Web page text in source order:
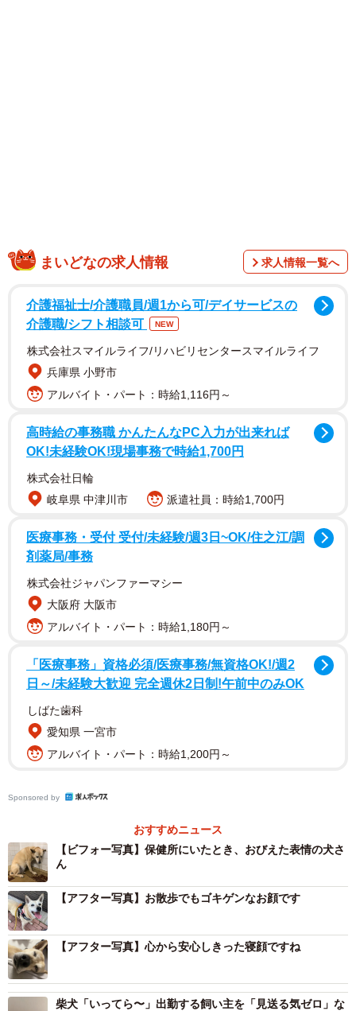
そうです」というリプライも寄せられていたように、山口
県の保健所に収容され、おびえた目をしていたすずめちゃ
ん。犬猫シェルター『おーあみ避難所』さんにより保護さ
れた後、「預かりボランティア」を行うペットシッター／
ドッグトレーナーの真弓 瞬さんのお家に迎えられることに
預かり直後に真弓さんが驚いたのが、すずめちゃんはとく
に教わることなく、
トイレ…一緒に暮らす上で出来るとありがたいことは割と
なんでも出来た」
こと。
「これは紛れもなく前の飼い主の
ずはちゃんと愛されてたと思う」
のすずめちゃんのこと、そして保護犬／保護猫と暮らすこ
とについて、お話を伺いました。
まいどなの求人情報 求人情報一覧へ
介護福祉士/介護職員/週1から可/デイサービスの
介護職/シフト相談可
NEW
株式会社スマイルライフ/リハビリセンタースマイルライフ
兵庫県 小野市
アルバイト・パート：時給1,116円～
高時給の事務職 かんたんなPC入力が出来れば
OK!未経験OK!現場事務で時給1,700円
株式会社日輪
岐阜県 中津川市
派遣社員：時給1,700円
医療事務・受付 受付/未経験/週3日~OK/住之江/調
剤薬局/事務
株式会社ジャパンファーマシー
大阪府 大阪市
アルバイト・パート：時給1,180円～
「医療事務」資格必須/医療事務/無資格OK!/週2
日～/未経験大歓迎 完全週休2日制!午前中のみOK
しばた歯科
愛知県 一宮市
アルバイト・パート：時給1,200円～
Sponsored by
おすすめニュース
【ビフォー写真】保健所にいたとき、おびえた表情の犬さ
ん
【アフター写真】お散歩でもゴキゲンなお顔です
【アフター写真】心から安心しきった寝顔ですね
柴犬「いってら〜」出勤する飼い主を「見送る気ゼロ」な